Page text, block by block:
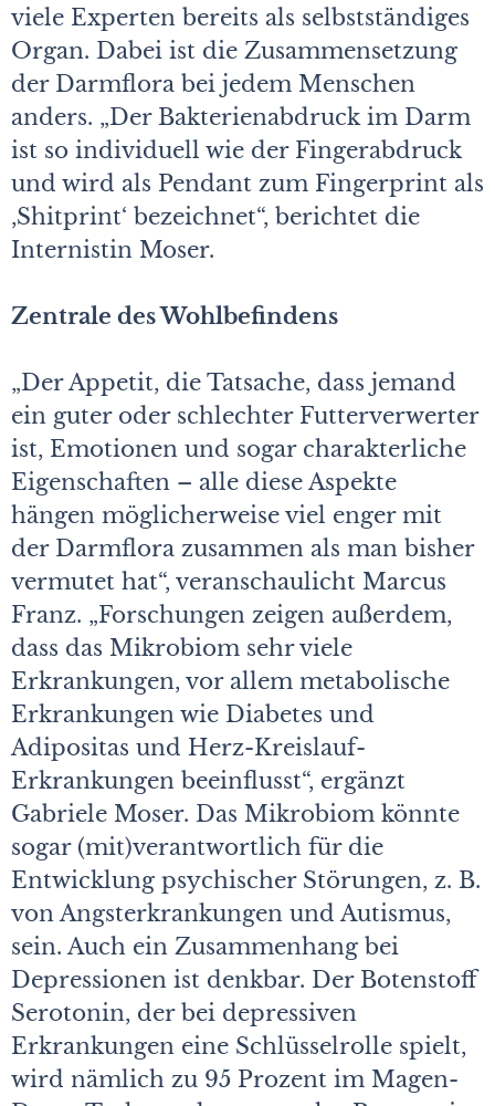
viele Experten bereits als selbstständiges
Organ. Dabei ist die Zusammensetzung
der Darmflora bei jedem Menschen
anders. „Der Bakterienabdruck im Darm
ist so individuell wie der Fingerabdruck
und wird als Pendant zum Fingerprint als
,Shitprint‘ bezeichnet“, berichtet die
Internistin Moser.
Zentrale des Wohlbefindens
„Der Appetit, die Tatsache, dass jemand
ein guter oder schlechter Futterverwerter
ist, Emotionen und sogar charakterliche
Eigenschaften – alle diese Aspekte
hängen möglicherweise viel enger mit
der Darmflora zusammen als man bisher
vermutet hat“, veranschaulicht Marcus
Franz. „Forschungen zeigen außerdem,
dass das Mikrobiom sehr viele
Erkrankungen, vor allem metabolische
Erkrankungen wie Diabetes und
Adipositas und Herz-Kreislauf-
Erkrankungen beeinflusst“, ergänzt
Gabriele Moser. Das Mikrobiom könnte
sogar (mit)verantwortlich für die
Entwicklung psychischer Störungen, z. B.
von Angsterkrankungen und Autismus,
sein. Auch ein Zusammenhang bei
Depressionen ist denkbar. Der Botenstoff
Serotonin, der bei depressiven
Erkrankungen eine Schlüsselrolle spielt,
wird nämlich zu 95 Prozent im Magen-